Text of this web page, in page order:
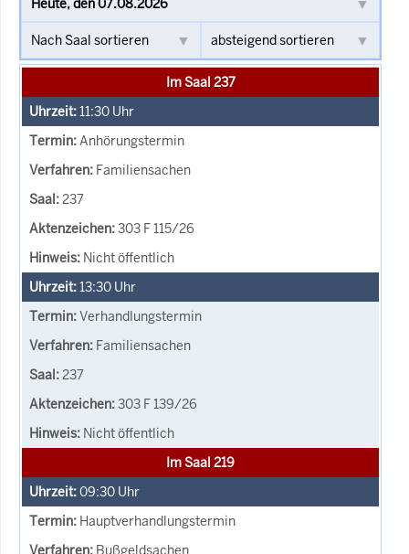
Im Saal 237
11:30 Uhr
Anhörungstermin
Familiensachen
237
303 F 115/26
Nicht öffentlich
13:30 Uhr
Verhandlungstermin
Familiensachen
237
303 F 139/26
Nicht öffentlich
Im Saal 219
09:30 Uhr
Hauptverhandlungstermin
Bußgeldsachen